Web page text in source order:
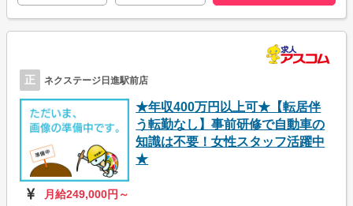
正 ネクステージ日進駅前店
★年収400万円以上可★【転居伴
う転勤なし】事前研修で自動車の
知識は不要！女性スタッフ活躍中
★
月給249,000円～